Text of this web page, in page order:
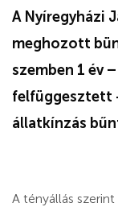
A Nyíregyházi
meghozott
szemben 1 év
felfüggesztett
állatkínzás
A tényállás